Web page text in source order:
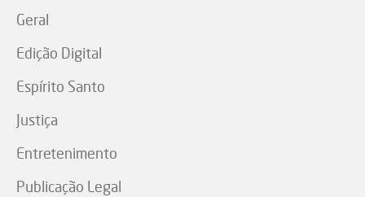
Geral
Edição Digital
Espírito Santo
Justiça
Entretenimento
Publicação Legal